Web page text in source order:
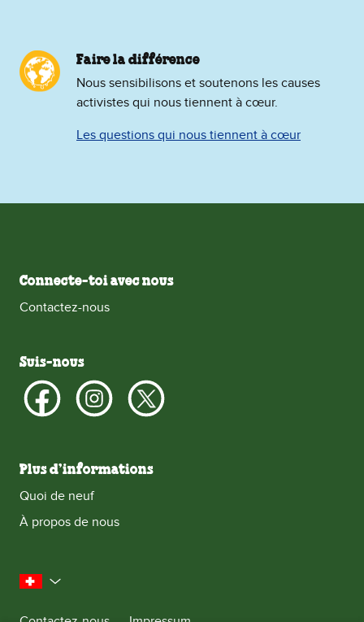
Faire la différence
Nous sensibilisons et soutenons les causes
activistes qui nous tiennent à cœur.
Les questions qui nous tiennent à cœur
Connecte-toi avec nous
Contactez-nous
Suis-nous
Plus d’informations
Quoi de neuf
À propos de nous
la Suisse